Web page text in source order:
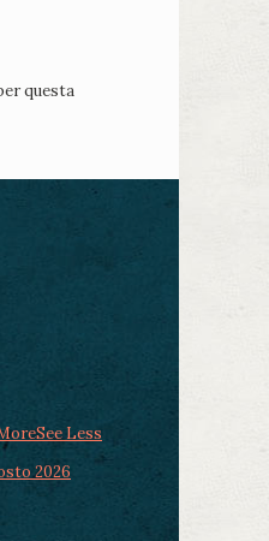
questa
See Less
2026